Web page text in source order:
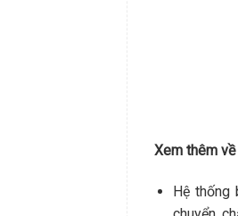
Đối với
tất cả cây
Xem thêm